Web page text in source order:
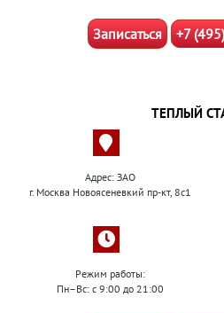
Записаться +7
ТЕПЛЫЙ
Адрес: ЗАО
г. Москва Новоясеневкий пр-кт, 8с1
Режим работы:
Пн–Вс: с 9:00 до 21:00